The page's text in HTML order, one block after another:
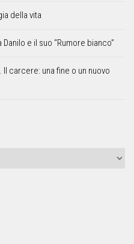
della vita
Danilo e il suo “Rumore bianco”
carcere: una fine o un nuovo